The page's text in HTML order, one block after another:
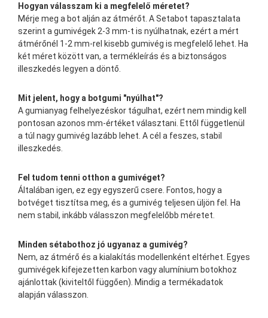
Hogyan válasszam ki a megfelelő méretet?
Mérje meg a bot alján az átmérőt. A Setabot tapasztalata
szerint a gumivégek 2-3 mm-t is nyúlhatnak, ezért a mért
átmérőnél 1-2 mm-rel kisebb gumivég is megfelelő lehet. Ha
két méret között van, a termékleírás és a biztonságos
illeszkedés legyen a döntő.
Mit jelent, hogy a botgumi "nyúlhat"?
A gumianyag felhelyezéskor tágulhat, ezért nem mindig kell
pontosan azonos mm-értéket választani. Ettől függetlenül
a túl nagy gumivég lazább lehet. A cél a feszes, stabil
illeszkedés.
Fel tudom tenni otthon a gumivéget?
Általában igen, ez egy egyszerű csere. Fontos, hogy a
botvéget tisztítsa meg, és a gumivég teljesen üljön fel. Ha
nem stabil, inkább válasszon megfelelőbb méretet.
Minden sétabothoz jó ugyanaz a gumivég?
Nem, az átmérő és a kialakítás modellenként eltérhet. Egyes
gumivégek kifejezetten karbon vagy alumínium botokhoz
ajánlottak (kiviteltől függően). Mindig a termékadatok
alapján válasszon.